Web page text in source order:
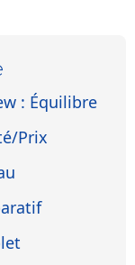
: Équilibre
Prix